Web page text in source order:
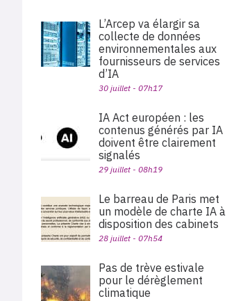
L’Arcep va élargir sa
collecte de données
environnementales aux
fournisseurs de services
d’IA
30 juillet - 07h17
IA Act européen : les
contenus générés par IA
doivent être clairement
signalés
29 juillet - 08h19
Le barreau de Paris met
un modèle de charte IA à
disposition des cabinets
28 juillet - 07h54
Pas de trève estivale
pour le dérèglement
climatique